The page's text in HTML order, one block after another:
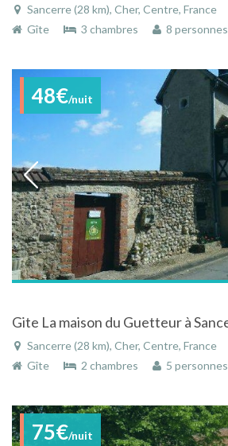
Sancerre (28 km), Cher, Centre, France
Gîte
3 chambres 8 personnes
48€/nuit
Sancerre (28 km), Cher, Centre, France
Gîte
2 chambres 5 personnes
75€/nuit